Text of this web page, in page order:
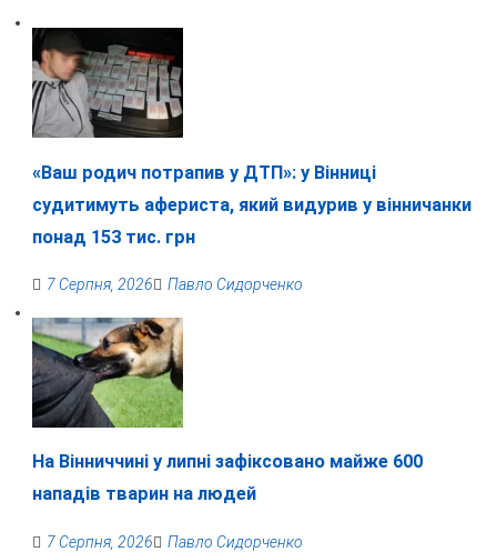
«Ваш родич потрапив у ДТП»: у Вінниці
судитимуть афериста, який видурив у вінничанки
понад 153 тис. грн
7 Серпня, 2026 Павло Сидорченко
На Вінниччині у липні зафіксовано майже 600
нападів тварин на людей
7 Серпня, 2026 Павло Сидорченко